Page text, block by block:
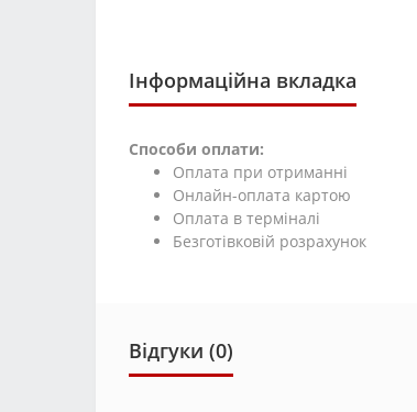
Інформаційна вкладка
Способи оплати:
Оплата при отриманні
Онлайн-оплата картою
Оплата в терміналі
Безготівковій розрахунок
Відгуки (0)